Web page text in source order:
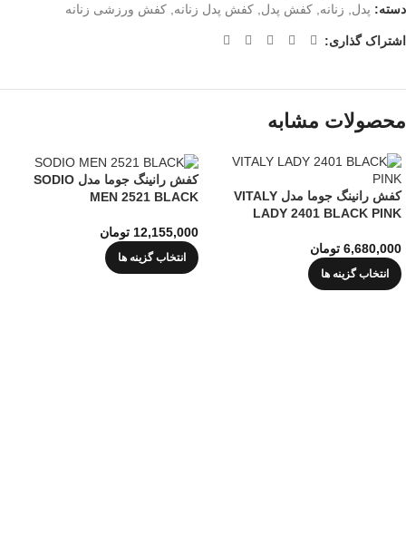
دسته: پدل, زنانه, کفش پدل, کفش پدل زنانه, کفش ورزشی زنانه
اشتراک گذاری:
محصولات مشابه
کفش رانینگ جوما مدل VITALY
LADY 2401 BLACK PINK
6,680,000 تومان
انتخاب گزینه ها
کفش رانینگ جوما مدل SODIO
MEN 2521 BLACK
12,155,000 تومان
انتخاب گزینه ها